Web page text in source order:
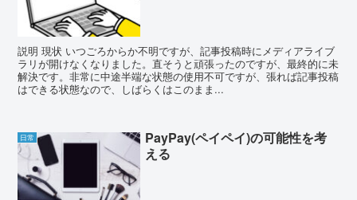
説明 現状 いつごろからか不明ですが、記事投稿時にメディアライブ
ラリが開けなくなりました。直そうと頑張ったのですが、最終的に未
解決です。非常に中途半端な状態の使用不可ですが、張れば記事投稿
はできる状態なので、しばらくはこのまま...
日常
PayPay(ペイペイ)の可能性を考
える